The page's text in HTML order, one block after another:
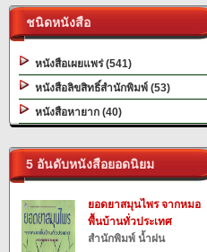
ชนิดหนังสือ
หนังสือเผยแพร่ (541)
หนังสือลิขสิทธิ์สำนักพิมพ์ (53)
หนังสือหายาก (40)
5 อันดับหนังสือยอดนิยม
ยอดยาสมุนไพร จากหมอ
พื้นบ้านทั่วประเทศ
สำนักพิมพ์ น้ำฝน